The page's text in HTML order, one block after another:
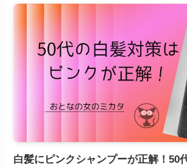
白髪にピンクシャンプーが正解！50